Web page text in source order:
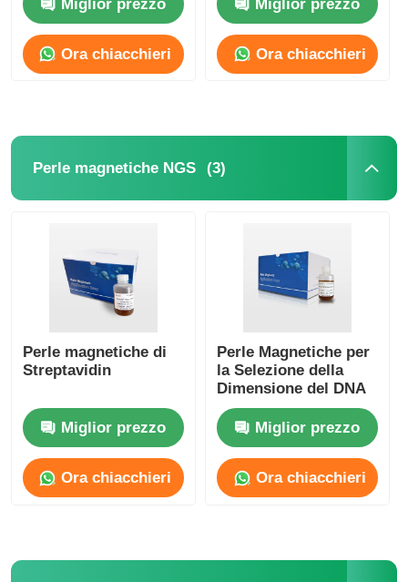
Miglior prezzo
Ora chiacchieri
Miglior prezzo
Ora chiacchieri
Perle magnetiche NGS (3)
Perle magnetiche di
Streptavidin
Miglior prezzo
Ora chiacchieri
Perle Magnetiche per
la Selezione della
Dimensione del DNA
Miglior prezzo
Ora chiacchieri